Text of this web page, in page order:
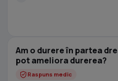
Am o durere în partea
pot ameliora durerea?
Raspuns medic